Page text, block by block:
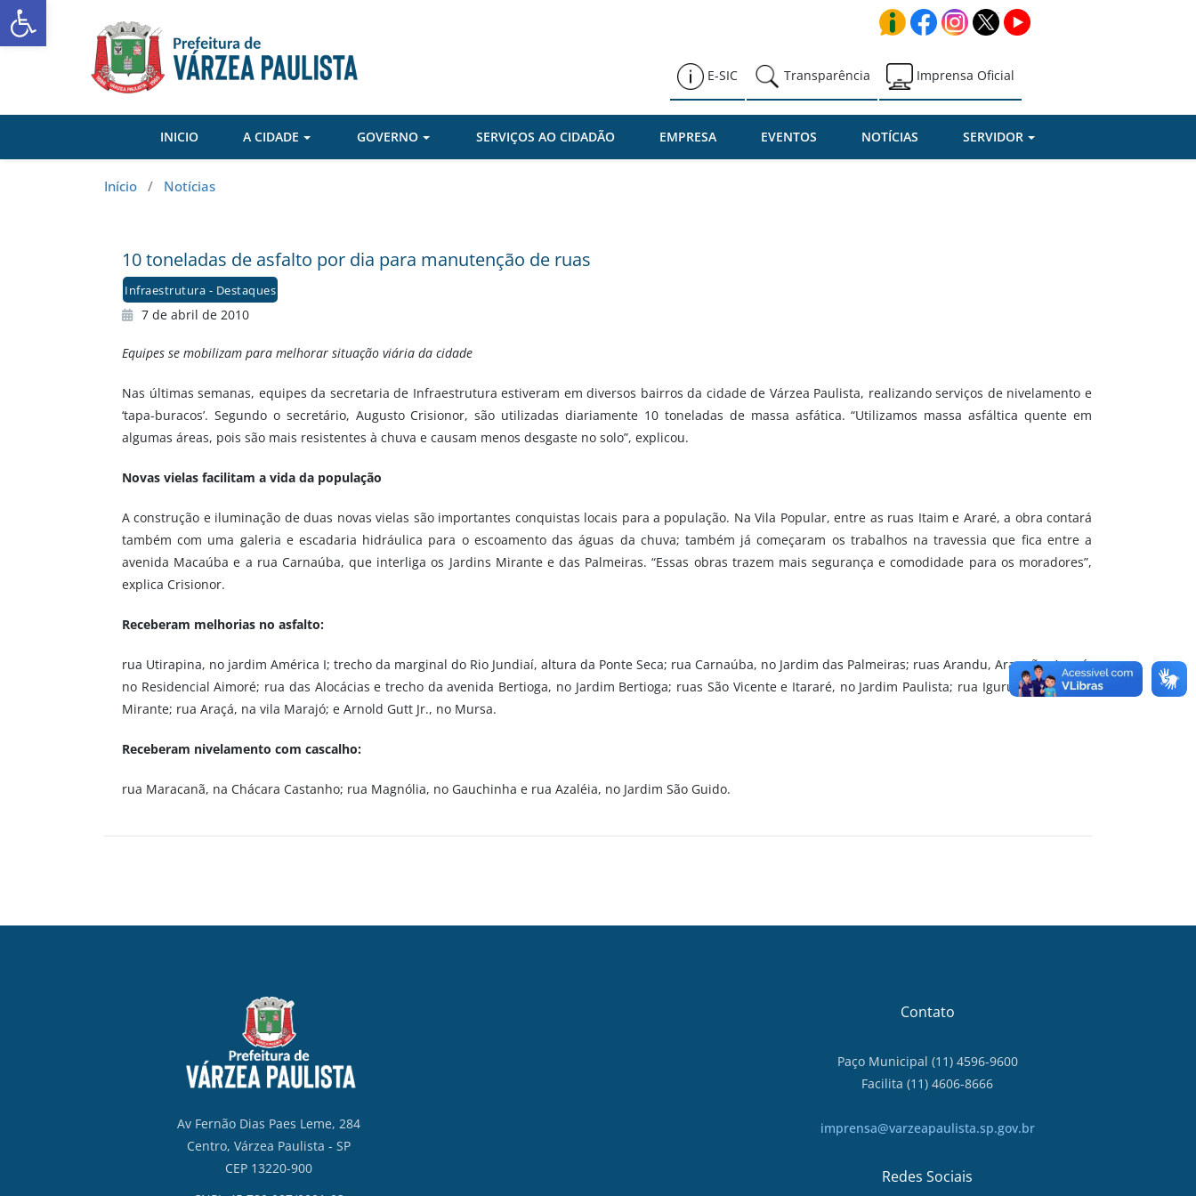
Skip
to
E-SIC Transparência Imprensa Oficial
INICIO A CIDADE GOVERNO SERVIÇOS AO CIDADÃO EMPRESA EVENTOS NOTÍCIAS SERVIDOR
Início / Notícias
10 toneladas de asfalto por dia para manutenção de ruas
Infraestrutura - Destaques
7 de abril de 2010
Equipes se mobilizam para melhorar situação viária da cidade
Nas últimas semanas, equipes da secretaria de Infraestrutura estiveram em diversos bairros da cidade de Várzea Paulista, realizando serviços de nivelamento e
‘tapa-buracos’. Segundo o secretário, Augusto Crisionor, são utilizadas diariamente 10 toneladas de massa asfática. “Utilizamos massa asfáltica quente em
algumas áreas, pois são mais resistentes à chuva e causam menos desgaste no solo”, explicou.
Novas vielas facilitam a vida da população
A construção e iluminação de duas novas vielas são importantes conquistas locais para a população. Na Vila Popular, entre as ruas Itaim e Araré, a obra contará
também com uma galeria e escadaria hidráulica para o escoamento das águas da chuva; também já começaram os trabalhos na travessia que fica entre a
avenida Macaúba e a rua Carnaúba, que interliga os Jardins Mirante e das Palmeiras. “Essas obras trazem mais segurança e comodidade para os moradores”,
explica Crisionor.
Receberam melhorias no asfalto:
rua Utirapina, no jardim América I; trecho da marginal do Rio Jundiaí, altura da Ponte Seca; rua Carnaúba, no Jardim das Palmeiras; ruas Arandu, Arapuã e Aporé,
no Residencial Aimoré; rua das Alocácias e trecho da avenida Bertioga, no Jardim Bertioga; ruas São Vicente e Itararé, no Jardim Paulista; rua Igurupi, no Jardim
Mirante; rua Araçá, na vila Marajó; e Arnold Gutt Jr., no Mursa.
Receberam nivelamento com cascalho:
rua Maracanã, na Chácara Castanho; rua Magnólia, no Gauchinha e rua Azaléia, no Jardim São Guido.
Av Fernão Dias Paes Leme, 284
Centro, Várzea Paulista - SP
CEP 13220-900
Contato
Paço Municipal (11) 4596-9600
Facilita (11) 4606-8666
imprensa@varzeapaulista.sp.gov.br
Redes Sociais